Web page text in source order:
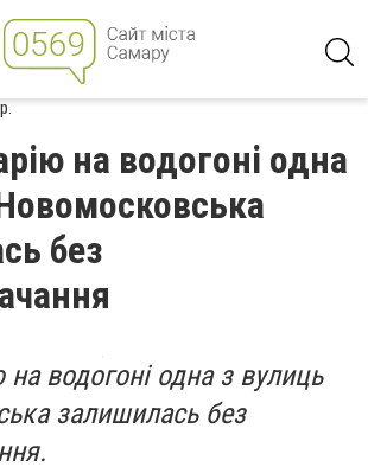
на водогоні одна
без
на водогоні одна з вулиць
залишилась без